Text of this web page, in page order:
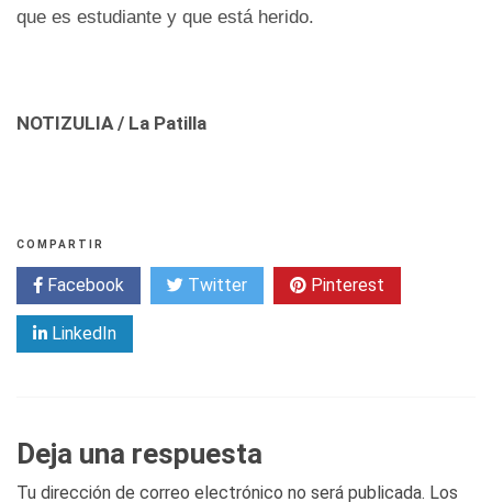
que es estudiante y que está herido.
NOTIZULIA / La Patilla
COMPARTIR
Facebook Twitter Pinterest
LinkedIn
Deja una respuesta
Tu dirección de correo electrónico no será publicada. Los